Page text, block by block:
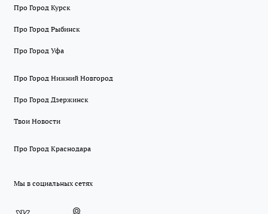
Про Город Курск
Про Город Рыбинск
Про Город Уфа
Про Город Нижний Новгород
Про Город Дзержинск
Твои Новости
Про Город Краснодара
Мы в социальных сетях